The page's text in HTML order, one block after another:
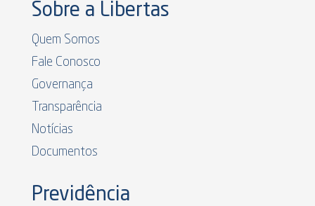
Sobre a Libertas
Quem Somos
Fale Conosco
Governança
Transparência
Notícias
Documentos
Previdência